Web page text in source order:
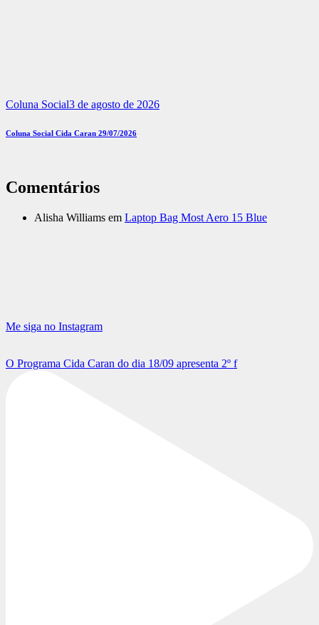
Coluna Social3 de agosto de 2026
Coluna Social Cida Caran 29/07/2026
Comentários
Alisha Williams em Laptop Bag Most Aero 15 Blue
Me siga no Instagram
O Programa Cida Caran do dia 18/09 apresenta 2º f